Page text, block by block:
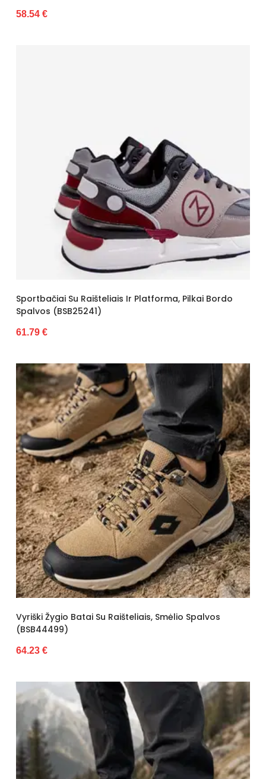
58.54 €
Sportbačiai Su Raišteliais Ir Platforma, Pilkai Bordo
Spalvos (BSB25241)
61.79 €
Vyriški Žygio Batai Su Raišteliais, Smėlio Spalvos
(BSB44499)
64.23 €